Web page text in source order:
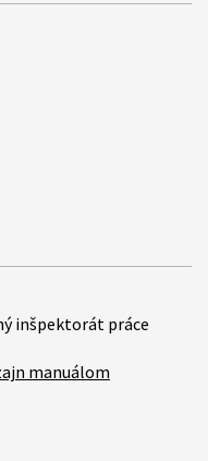
inšpektorát práce
manuálom